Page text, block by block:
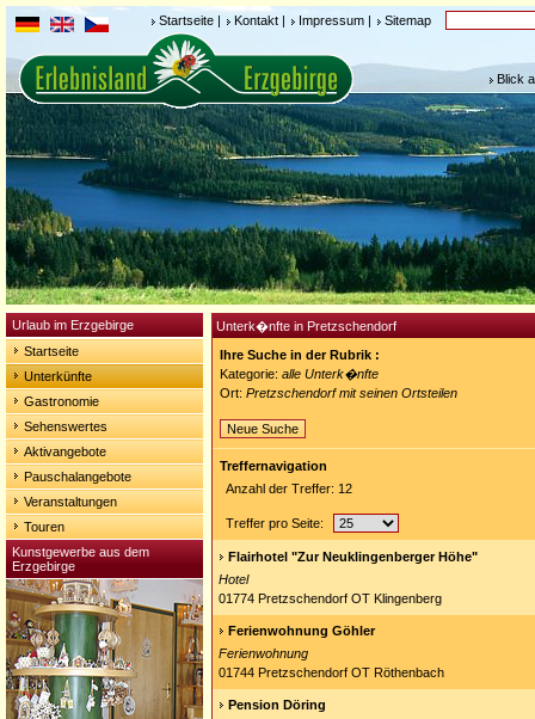
Startseite | Kontakt | Impressum | Sitemap
Blick
Urlaub im Erzgebirge
Startseite
Unterkünfte
Gastronomie
Sehenswertes
Aktivangebote
Pauschalangebote
Veranstaltungen
Touren
Kunstgewerbe aus dem
Erzgebirge
Unterk�nfte in Pretzschendorf
Ihre Suche in der Rubrik :
Kategorie: alle Unterk�nfte
Ort: Pretzschendorf mit seinen Ortsteilen
Neue Suche
Treffernavigation
Anzahl der Treffer: 12
Treffer pro Seite:
Flairhotel "Zur Neuklingenberger Höhe"
Hotel
01774 Pretzschendorf OT Klingenberg
Ferienwohnung Göhler
Ferienwohnung
01744 Pretzschendorf OT Röthenbach
Pension Döring